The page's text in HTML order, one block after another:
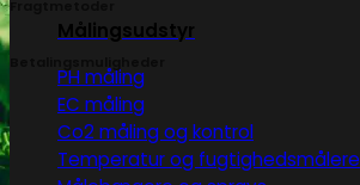
Målingsudstyr
PH måling
EC måling
Co2 måling og kontrol
Temperatur og fugtighedsmålere